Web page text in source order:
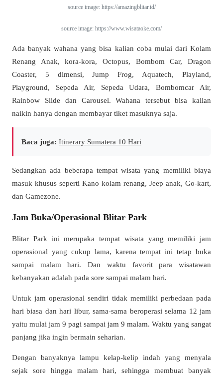
source image: https://amazingblitar.id/
source image: https://www.wisataoke.com/
Ada banyak wahana yang bisa kalian coba mulai dari Kolam
Renang Anak, kora-kora, Octopus, Bombom Car, Dragon
Coaster, 5 dimensi, Jump Frog, Aquatech, Playland,
Playground, Sepeda Air, Sepeda Udara, Bombomcar Air,
Rainbow Slide dan Carousel. Wahana tersebut bisa kalian
naikin hanya dengan membayar tiket masuknya saja.
Baca juga: Itinerary Sumatera 10 Hari
Sedangkan ada beberapa tempat wisata yang memiliki biaya
masuk khusus seperti Kano kolam renang, Jeep anak, Go-kart,
dan Gamezone.
Jam Buka/Operasional Blitar Park
Blitar Park ini merupaka tempat wisata yang memiliki jam
operasional yang cukup lama, karena tempat ini tetap buka
sampai malam hari. Dan waktu favorit para wisatawan
kebanyakan adalah pada sore sampai malam hari.
Untuk jam operasional sendiri tidak memiliki perbedaan pada
hari biasa dan hari libur, sama-sama beroperasi selama 12 jam
yaitu mulai jam 9 pagi sampai jam 9 malam. Waktu yang sangat
panjang jika ingin bermain seharian.
Dengan banyaknya lampu kelap-kelip indah yang menyala
sejak sore hingga malam hari, sehingga membuat banyak